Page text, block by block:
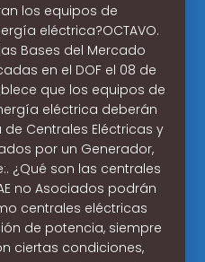
los equipos de
eléctrica?OCTAVO.
Bases del Mercado
en el DOF el 08 de
que los equipos de
eléctrica deberán
Centrales Eléctricas y
por un Generador,
¿Qué son las centrales
no Asociados podrán
centrales eléctricas
de potencia, siempre
ciertas condiciones,